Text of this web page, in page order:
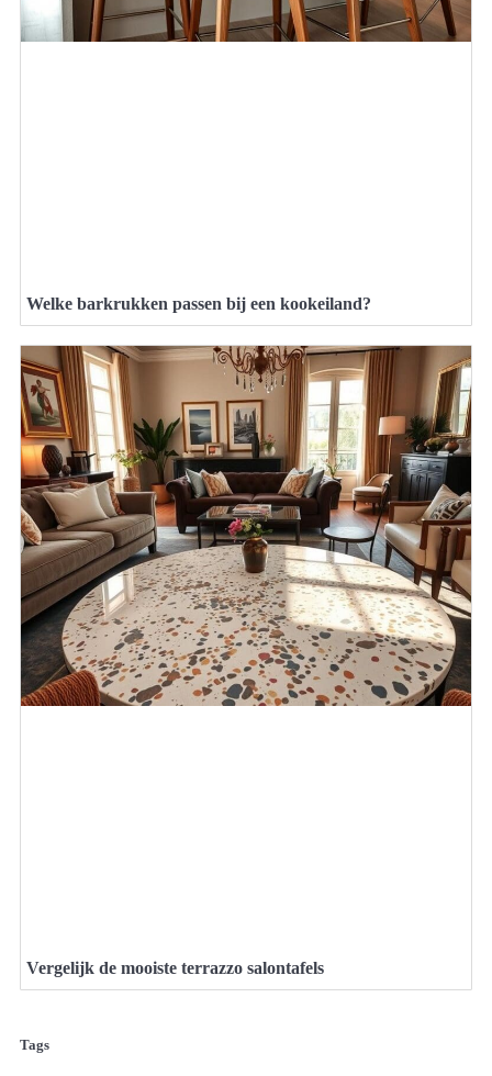
Welke barkrukken passen bij een kookeiland?
Vergelijk de mooiste terrazzo salontafels
Tags